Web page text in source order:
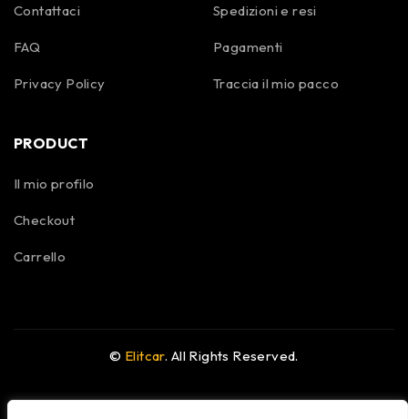
Contattaci
FAQ
Privacy Policy
Spedizioni e resi
Pagamenti
Traccia il mio pacco
PRODUCT
Il mio profilo
Checkout
Carrello
© Elitcar. All Rights Reserved.